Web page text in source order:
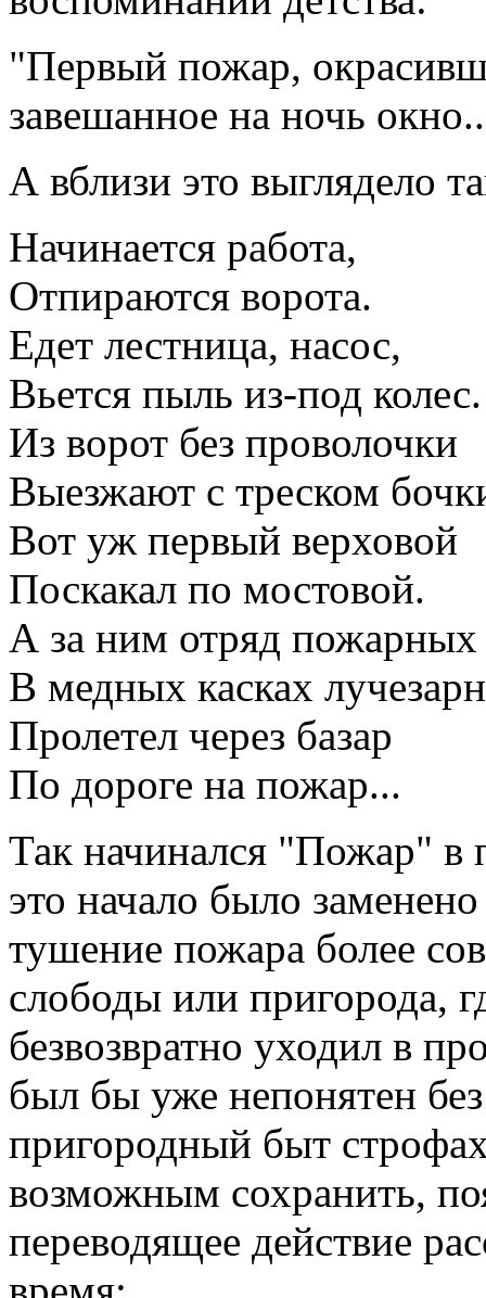
"Первый пожар,
завешанное на ночь
А вблизи это выглядело
Начинается работа,
Отпираются ворота.
Едет лестница, насос,
Вьется пыль из-под колес.
Из ворот без проволочки
Выезжают с треском
Вот уж первый верховой
Поскакал по мостовой.
А за ним отряд пожарных
В медных касках
Пролетел через базар
По дороге на пожар...
Так начинался "Пожар" в
это начало было
тушение пожара более
слободы или пригорода,
безвозвратно уходил в
был бы уже непонятен
пригородный быт
возможным сохранить,
переводящее действие